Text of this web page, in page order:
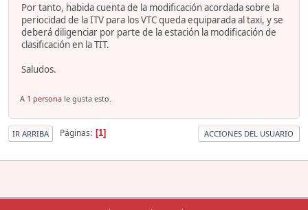
Por tanto, habida cuenta de la modificación acordada sobre la
periocidad de la ITV para los VTC queda equiparada al taxi, y se
deberá diligenciar por parte de la estación la modificación de
clasificación en la TIT.
Saludos.
A 1 persona le gusta esto.
IR ARRIBA Páginas 1 ACCIONES DEL USUARIO